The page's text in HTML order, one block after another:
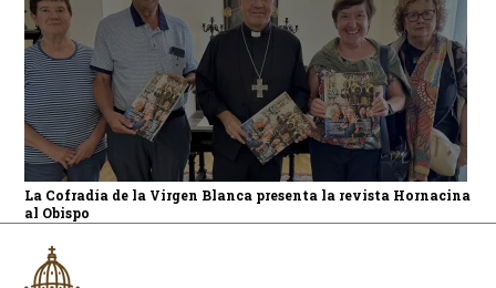
La Cofradía de la Virgen Blanca presenta la revista Hornacina
al Obispo